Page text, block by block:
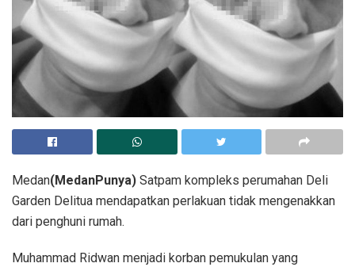
Medan(MedanPunya) Satpam kompleks perumahan Deli
Garden Delitua mendapatkan perlakuan tidak mengenakkan
dari penghuni rumah.
Muhammad Ridwan menjadi korban pemukulan yang